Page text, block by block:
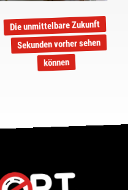
Die unmittelbare Zukunft
Sekunden vorher sehen
können